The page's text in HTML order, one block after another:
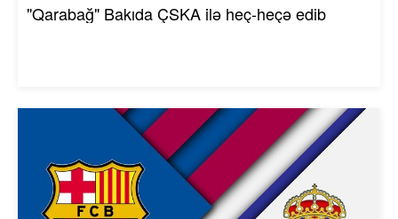
"Qarabağ" Bakıda ÇSKA ilə heç-heçə edib